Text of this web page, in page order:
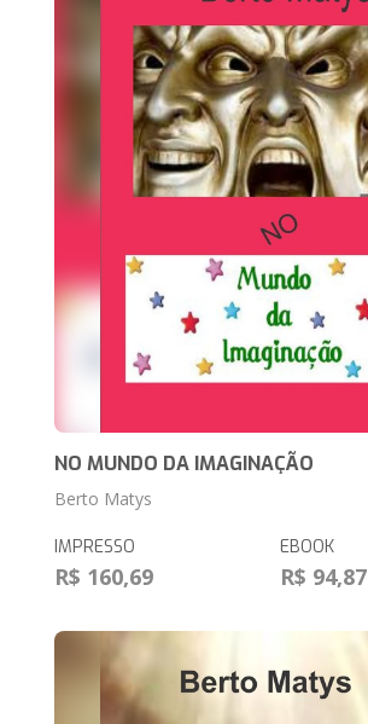
NO MUNDO DA IMAGINAÇÃO
Berto Matys
IMPRESSO
R$ 160,69
EBOOK
R$ 94,87